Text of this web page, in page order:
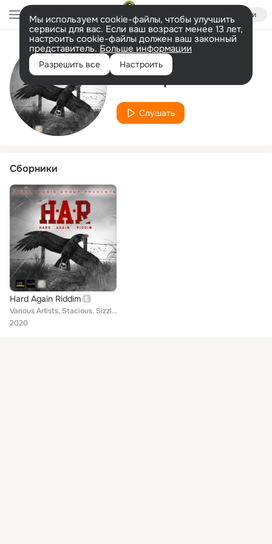
Войти
Мы используем cookie-файлы, чтобы улучшить
сервисы для вас. Если ваш возраст менее 13 лет,
настроить cookie-файлы должен ваш законный
представитель. Больше информации
Разрешить все Настроить
Исполнитель
Jah Lep
Слушать
Сборники
Hard Again Riddim
Various Artists, Stacious, Sizzla, Jah Lep, Esco, PayDay Music, Capleton, Kip Rich, Gappy Ranks, Iyara feat. Nefatari Cooper
2020